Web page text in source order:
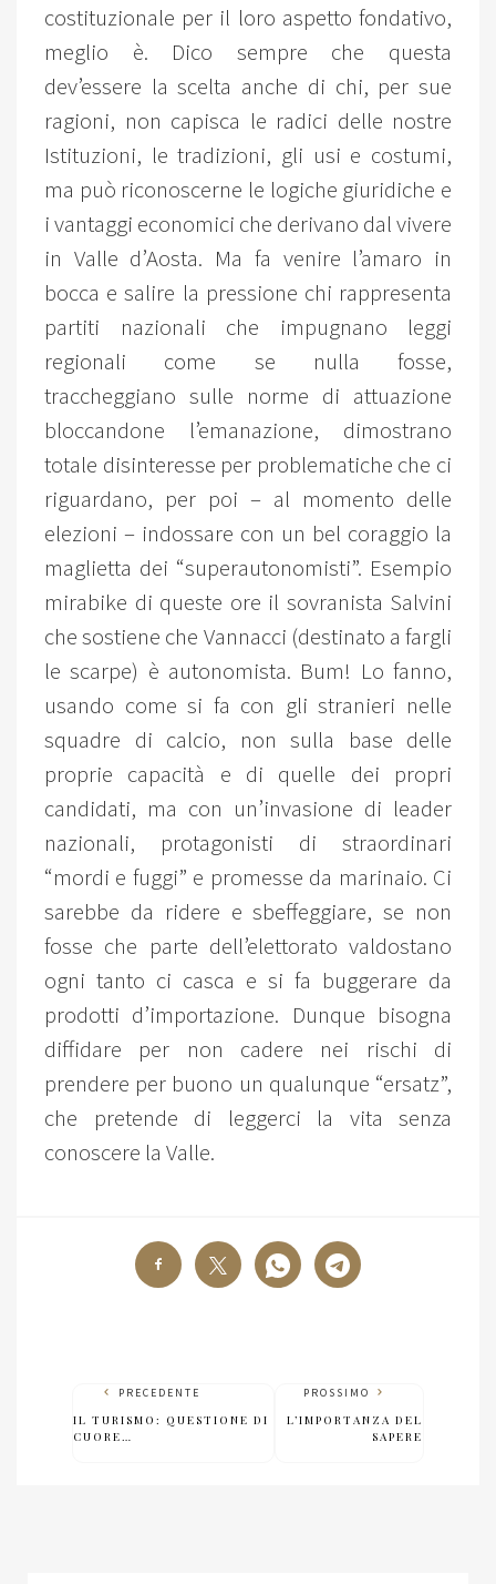
costituzionale per il loro aspetto fondativo,
meglio è. Dico sempre che questa
dev’essere la scelta anche di chi, per sue
ragioni, non capisca le radici delle nostre
Istituzioni, le tradizioni, gli usi e costumi,
ma può riconoscerne le logiche giuridiche e
i vantaggi economici che derivano dal vivere
in Valle d’Aosta. Ma fa venire l’amaro in
bocca e salire la pressione chi rappresenta
partiti nazionali che impugnano leggi
regionali come se nulla fosse,
traccheggiano sulle norme di attuazione
bloccandone l’emanazione, dimostrano
totale disinteresse per problematiche che ci
riguardano, per poi – al momento delle
elezioni – indossare con un bel coraggio la
maglietta dei “superautonomisti”. Esempio
mirabike di queste ore il sovranista Salvini
che sostiene che Vannacci (destinato a fargli
le scarpe) è autonomista. Bum! Lo fanno,
usando come si fa con gli stranieri nelle
squadre di calcio, non sulla base delle
proprie capacità e di quelle dei propri
candidati, ma con un’invasione di leader
nazionali, protagonisti di straordinari
“mordi e fuggi” e promesse da marinaio. Ci
sarebbe da ridere e sbeffeggiare, se non
fosse che parte dell’elettorato valdostano
ogni tanto ci casca e si fa buggerare da
prodotti d’importazione. Dunque bisogna
diffidare per non cadere nei rischi di
prendere per buono un qualunque “ersatz”,
che pretende di leggerci la vita senza
conoscere la Valle.
PRECEDENTE
IL TURISMO: QUESTIONE DI
CUORE…
PROSSIMO
L’IMPORTANZA DEL
SAPERE